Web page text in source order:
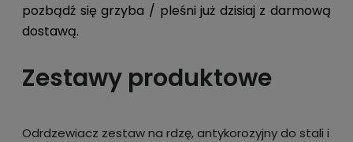
pozbądź się grzyba / pleśni już dzisiaj z darmową
dostawą.
Zestawy produktowe
Odrdzewiacz zestaw na rdzę, antykorozyjny do stali i